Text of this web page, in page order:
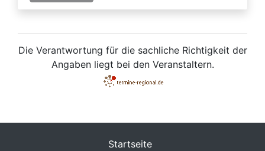
Die Verantwortung für die sachliche Richtigkeit der
Angaben liegt bei den Veranstaltern.
Startseite